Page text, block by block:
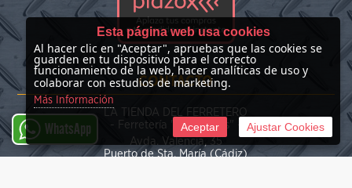
CONTACTO
LA TIENDA DEL FERRETERO
- Ferretería "Las Nieves" -
Avda. Valencia, 35
Puerto de Sta. María (Cádiz)
WhatsApp
Esta página web usa cookies
Al hacer clic en "Aceptar", apruebas que las cookies se
guarden en tu dispositivo para el correcto
funcionamiento de la web, hacer analíticas de uso y
colaborar con estudios de marketing.
Más Información
Aceptar Ajustar Cookies